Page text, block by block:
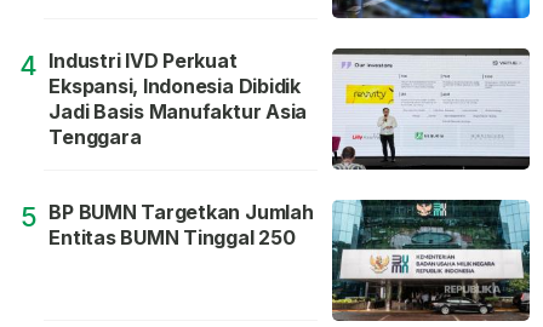
4 Industri IVD Perkuat
Ekspansi, Indonesia Dibidik
Jadi Basis Manufaktur Asia
Tenggara
5 BP BUMN Targetkan Jumlah
Entitas BUMN Tinggal 250